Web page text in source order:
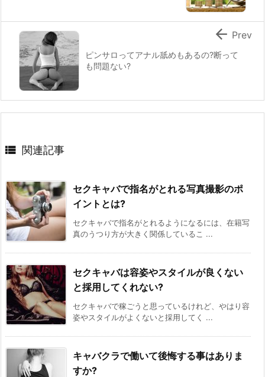
ピンサロってアナル舐めもあるの?断って
も問題ない?
 Prev
 関連記事
セクキャバで指名がとれる写真撮影のポ
イントとは?
セクキャバで指名がとれるようになるには、在籍写
真のうつり方が大きく関係しているこ ...
セクキャバは容姿やスタイルが良くない
と採用してくれない?
セクキャバで稼ごうと思っているけれど、やはり容
姿やスタイルがよくないと採用してく ...
キャバクラで働いて後悔する事はありま
すか?